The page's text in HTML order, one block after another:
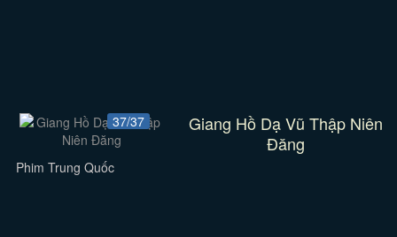
37/37
Giang Hồ Dạ Vũ Thập Niên
Đăng
Phim Trung Quốc